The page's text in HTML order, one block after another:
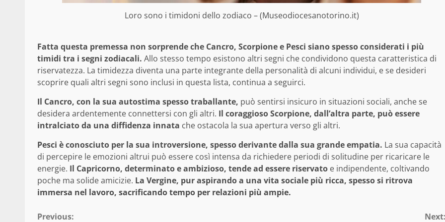
Loro sono i timidoni dello zodiaco – (Museodiocesanotorino.it)
Fatta questa premessa non sorprende che Cancro, Scorpione e Pesci siano spesso considerati i più
timidi tra i segni zodiacali. Allo stesso tempo esistono altri segni che condividono questa caratteristica di
riservatezza. La timidezza diventa una parte integrante della personalità di alcuni individui, e se desideri
scoprire quali altri segni sono inclusi in questa lista, continua a seguirci.
Il Cancro, con la sua autostima spesso traballante, può sentirsi insicuro in situazioni sociali, anche se
desidera ardentemente connettersi con gli altri. Il coraggioso Scorpione, dall’altra parte, può essere
intralciato da una diffidenza innata che ostacola la sua apertura verso gli altri.
Pesci è conosciuto per la sua introversione, spesso derivante dalla sua grande empatia. La sua capacità
di percepire le emozioni altrui può essere così intensa da richiedere periodi di solitudine per ricaricare le
energie. Il Capricorno, determinato e ambizioso, tende ad essere riservato e indipendente, coltivando
poche ma solide amicizie. La Vergine, pur aspirando a una vita sociale più ricca, spesso si ritrova
immersa nel lavoro, sacrificando tempo per relazioni più ampie.
Previous: